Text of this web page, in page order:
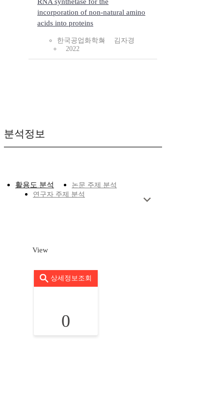
RNA synthetase for the
incorporation of non-natural amino
acids into proteins
한국공업화학회
김자경
2022
분석정보
활용도 분석
논문 주제 분석
연구자 주제 분석
View
상세정보조회
0